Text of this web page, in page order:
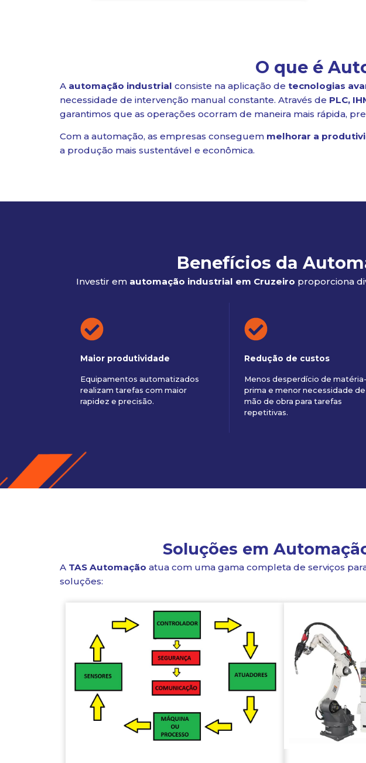
O que é
A automação industrial consiste na aplicação de tecnologias
necessidade de intervenção manual constante. Através de PLC,
garantimos que as operações ocorram de maneira mais rápida,
Com a automação, as empresas conseguem melhorar a
a produção mais sustentável e econômica.
Benefícios da
Investir em automação industrial em Cruzeiro proporciona
Maior produtividade
Equipamentos automatizados
realizam tarefas com maior
rapidez e precisão.
Redução de custos
Menos desperdício de matéria-
prima e menor necessidade de
mão de obra para tarefas
repetitivas.
Soluções em
A TAS Automação atua com uma gama completa de serviços
soluções: